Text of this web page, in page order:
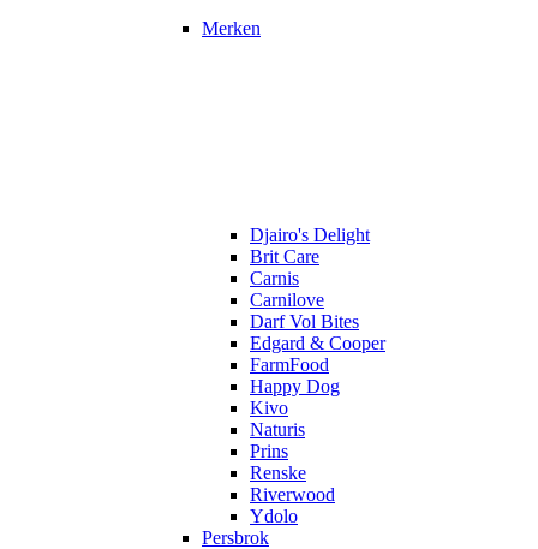
Merken
Djairo's Delight
Brit Care
Carnis
Carnilove
Darf Vol Bites
Edgard & Cooper
FarmFood
Happy Dog
Kivo
Naturis
Prins
Renske
Riverwood
Ydolo
Persbrok